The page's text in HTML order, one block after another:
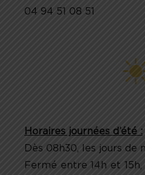
04 94 51 08 51
Horaires journées d’été :
Dès 08h30, les jours de
Fermé entre 14h et 15h,